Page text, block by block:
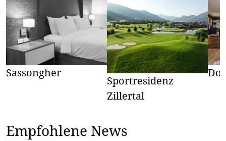
Sassongher
Sportresidenz
Zillertal
Empfohlene News